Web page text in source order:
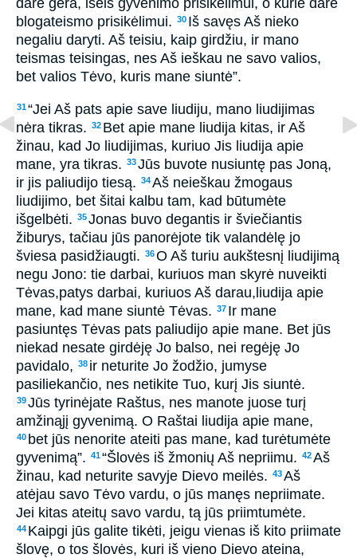
darė gera, išeis gyvenimo prisikėlimui, o kurie darė
bloga­teismo prisikėlimui. 30 Iš savęs Aš nieko
negaliu daryti. Aš teisiu, kaip girdžiu, ir mano
teismas teisingas, nes Aš ieškau ne savo valios,
bet valios Tėvo, kuris mane siuntė”.
31“Jei Aš pats apie save liudiju, mano liudijimas
nėra tikras. 32 Bet apie mane liudija kitas, ir Aš
žinau, kad Jo liudijimas, kuriuo Jis liudija apie
mane, yra tikras. 33Jūs buvote nusiuntę pas Joną,
ir jis paliudijo tiesą. 34Aš neieškau žmogaus
liudijimo, bet šitai kalbu tam, kad būtumėte
išgelbėti. 35Jonas buvo degantis ir šviečiantis
žiburys, tačiau jūs panorėjote tik valandėlę jo
šviesa pasidžiaugti. 36O Aš turiu aukštesnį liudijimą
negu Jono: tie darbai, kuriuos man skyrė nuveikti
Tėvas,­patys darbai, kuriuos Aš darau,­liudija apie
mane, kad mane siuntė Tėvas. 37 Ir mane
pasiuntęs Tėvas pats paliudijo apie mane. Bet jūs
niekad nesate girdėję Jo balso, nei regėję Jo
pavidalo, 38 ir neturite Jo žodžio, jumyse
pasiliekančio, nes netikite Tuo, kurį Jis siuntė.
39Jūs tyrinėjate Raštus, nes manote juose turį
amžinąjį gyvenimą. O Raštai liudija apie mane,
40 bet jūs nenorite ateiti pas mane, kad turėtumėte
gyvenimą”. 41“Šlovės iš žmonių Aš nepriimu. 42Aš
žinau, kad neturite savyje Dievo meilės. 43Aš
atėjau savo Tėvo vardu, o jūs manęs nepriimate.
Jei kitas ateitų savo vardu, tą jūs priimtumėte.
44 Kaipgi jūs galite tikėti, jeigu vienas iš kito priimate
šlovę, o tos šlovės, kuri iš vieno Dievo ateina,